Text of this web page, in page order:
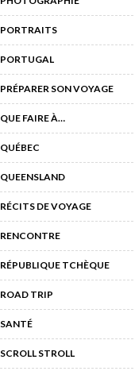
PORTRAITS
PORTUGAL
PRÉPARER SON VOYAGE
QUE FAIRE À…
QUÉBEC
QUEENSLAND
RÉCITS DE VOYAGE
RENCONTRE
RÉPUBLIQUE TCHÈQUE
ROAD TRIP
SANTÉ
SCROLL STROLL